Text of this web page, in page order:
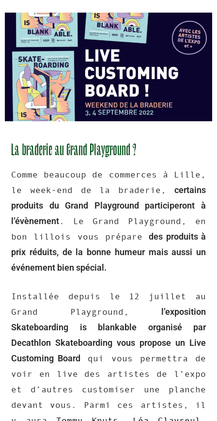
La braderie au Grand Playground ?
Comme beaucoup de commerces à Lille,
le week-end de la braderie, certains
produits du Grand Playground participeront à
l’évènement . Le Grand Playground, en
bon lillois vous préparedes produits à
prix réduits, de la bonne humeur mais aussi un
événement bien spécial.
Installée depuis le 12 juillet au
Grand Playground,
l’exposition
Skateboarding is blankable organisé par
Decathlon Skateboarding vous propose un Live
Customing Board
qui vous permettra de
voir en live des artistes de l’expo
et d’autres customiser une planche
devant vous. Parmi ces artistes, il